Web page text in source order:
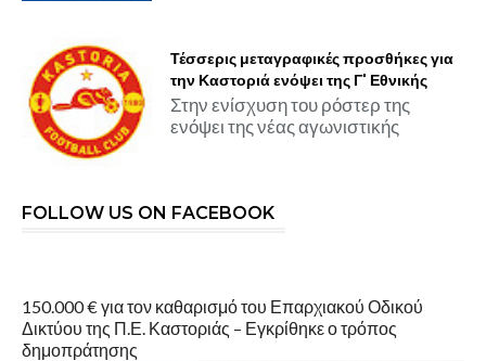
Τέσσερις μεταγραφικές προσθήκες για
την Καστοριά ενόψει της Γ' Εθνικής
Στην ενίσχυση του ρόστερ της
ενόψει της νέας αγωνιστικής
FOLLOW US ON FACEBOOK
150.000 € για τον καθαρισμό του Επαρχιακού Οδικού
Δικτύου της Π.Ε. Καστοριάς – Εγκρίθηκε ο τρόπος
δημοπράτησης